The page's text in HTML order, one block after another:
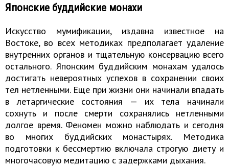
Японские буддийские монахи
Искусство мумификации, издавна известное на
Востоке, во всех методиках предполагает удаление
внутренних органов и тщательную консервацию всего
остального. Японским буддийским монахам удалось
достигать невероятных успехов в сохранении своих
тел нетленными. Еще при жизни они начинали впадать
в летаргические состояния — их тела начинали
сохнуть и после смерти сохранялись нетленными
долгое время. Феномен можно наблюдать и сегодня
во многих буддийских монастырях. Методика
подготовки к бессмертию включала строгую диету и
многочасовую медитацию с задержками дыхания.